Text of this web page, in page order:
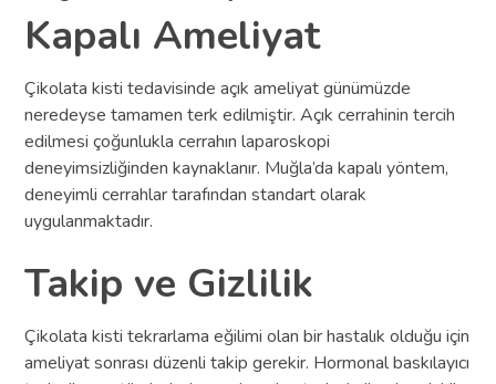
Kapalı Ameliyat
Çikolata kisti tedavisinde açık ameliyat günümüzde
neredeyse tamamen terk edilmiştir. Açık cerrahinin tercih
edilmesi çoğunlukla cerrahın laparoskopi
deneyimsizliğinden kaynaklanır. Muğla’da kapalı yöntem,
deneyimli cerrahlar tarafından standart olarak
uygulanmaktadır.
Takip ve Gizlilik
Çikolata kisti tekrarlama eğilimi olan bir hastalık olduğu için
ameliyat sonrası düzenli takip gerekir. Hormonal baskılayıcı